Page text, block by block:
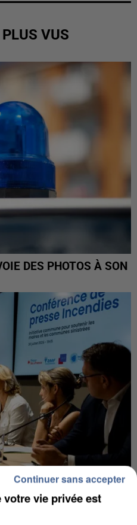
VUS
DES PHOTOS À SON
LANCE UN ÉLAN
votre vie privée est
Continuer sans accepter